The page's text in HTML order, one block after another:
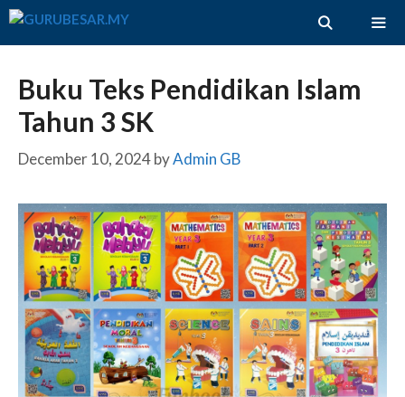
Skip
Buku Teks Pendidikan Islam
Tahun 3 SK
December 10, 2024byAdmin GB